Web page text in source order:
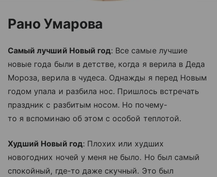
Рано Умарова
Самый лучший Новый год: Все самые лучшие
новые года были в детстве, когда я верила в Деда
Мороза, верила в чудеса. Однажды я перед Новым
годом упала и разбила нос. Пришлось встречать
праздник с разбитым носом. Но почему-
то я вспоминаю об этом с особой теплотой.
Худший Новый год: Плохих или худших
новогодних ночей у меня не было. Но был самый
спокойный, где-то даже скучный. Это был